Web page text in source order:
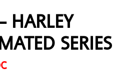
HARLEY
SERIES